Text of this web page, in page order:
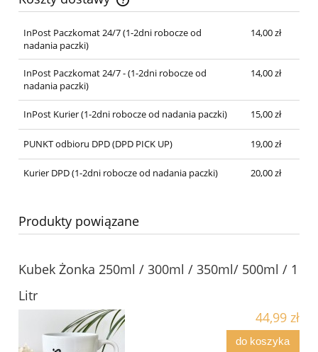
Cena nie zawiera ewentualnych kosztów płatności
InPost Paczkomat 24/7 (1-2dni robocze od
nadania paczki)
14,00 zł
InPost Paczkomat 24/7 - (1-2dni robocze od
nadania paczki)
14,00 zł
InPost Kurier (1-2dni robocze od nadania paczki) 15,00 zł
PUNKT odbioru DPD (DPD PICK UP) 19,00 zł
Kurier DPD (1-2dni robocze od nadania paczki) 20,00 zł
Produkty powiązane
Kubek Żonka 250ml / 300ml / 350ml/ 500ml / 1
Litr
44,99 zł
do koszyka